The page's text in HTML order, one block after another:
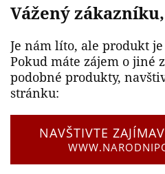
Vážený zákazníku,
Je nám líto, ale produkt je
Pokud máte zájem o jiné
podobné produkty,
stránku:
NAVŠTIVTE